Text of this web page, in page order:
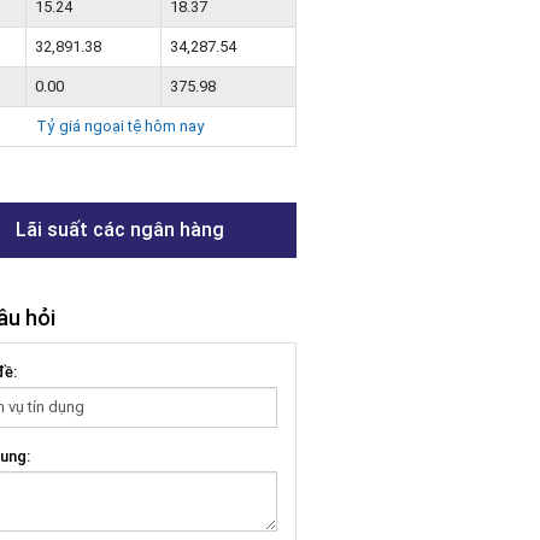
15.24 18.37
32,891.38 34,287.54
0.00 375.98
Tỷ giá ngoại tệ hôm nay
Lãi suất các ngân hàng
hỏi